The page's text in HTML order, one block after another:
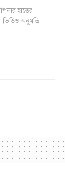
হাতের
ভিডিও অনুমতি